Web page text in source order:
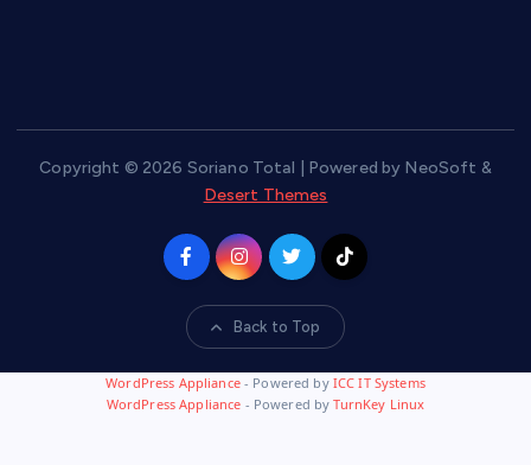
Copyright © 2026 Soriano Total | Powered by NeoSoft &
Desert Themes
Back to Top
WordPress Appliance- Powered by ICC IT Systems
WordPress Appliance - Powered byTurnKey Linux